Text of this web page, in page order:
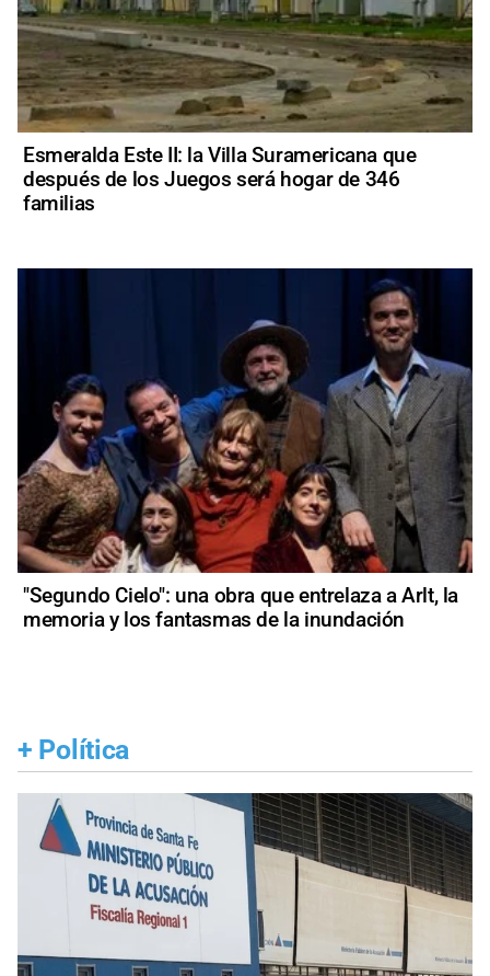
Esmeralda Este II: la Villa Suramericana que
después de los Juegos será hogar de 346
familias
"Segundo Cielo": una obra que entrelaza a Arlt, la
memoria y los fantasmas de la inundación
+ Política